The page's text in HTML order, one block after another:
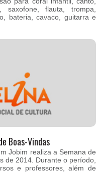
saxofone, flauta, trompa,
bateria, cavaco, guitarra e
Boas-Vindas
Jobim realiza a Semana de
de 2014. Durante o período,
e professores, além de